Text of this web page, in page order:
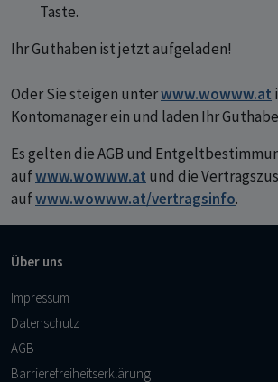
Taste.
Ihr Guthaben ist jetzt aufgeladen!
Oder Sie steigen unterwww.wowww.at
Kontomanager ein und laden Ihr
Es gelten die AGB und
aufwww.wowww.at und die
aufwww.wowww.at/vertragsinfo.
Über uns
Impressum
Datenschutz
AGB
Barrierefreiheitserklärung